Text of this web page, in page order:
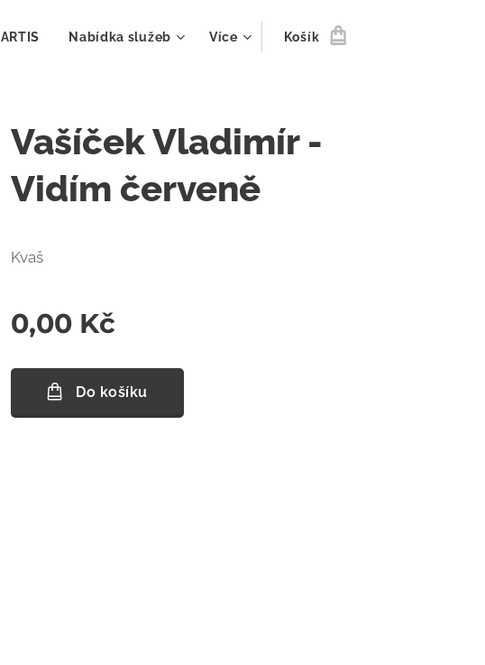
ARTIS Nabídka služeb Více Košík
Vašíček Vladimír -
Vidím červeně
Kvaš
0,00 Kč
Do košíku